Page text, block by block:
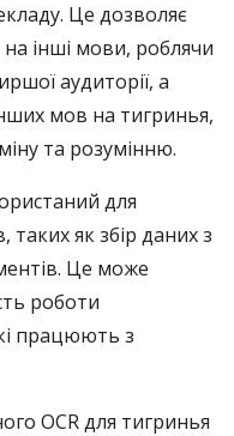
Це дозволяє
інші мови, роблячи
аудиторії, а
мов на тигринья,
та розумінню.
для
таких як збір даних з
Це може
роботи
працюють з
OCR для тигринья